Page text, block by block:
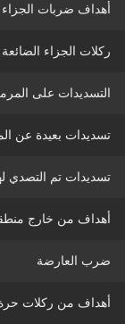
أهداف ضربات الجزاء
ركلات الجزاء الضائعة
التسديدات على
تسديدات بعيدة عن
تسديدات تم التصدي
أهداف من خارج
ضرب العارضة
أهداف من ركلات